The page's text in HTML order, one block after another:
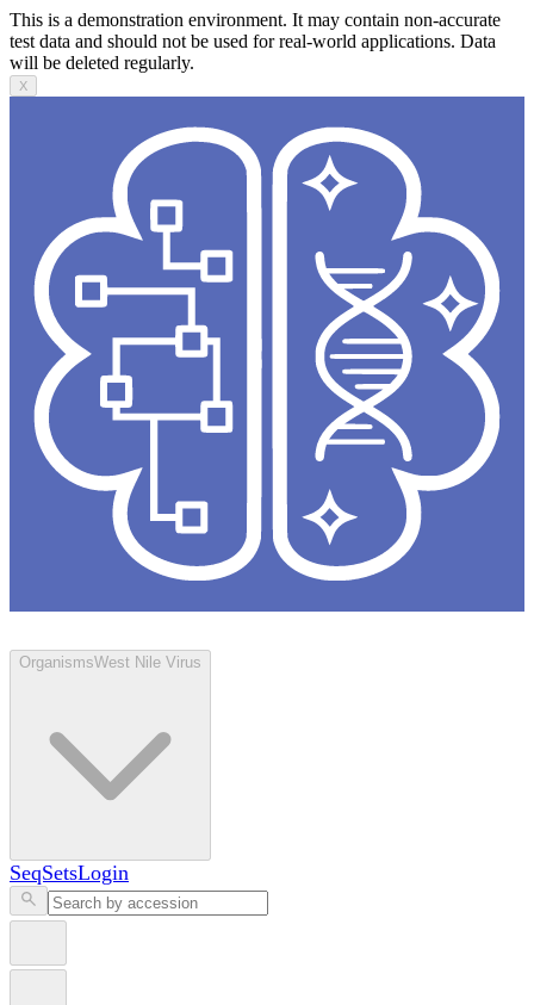
This is a demonstration environment. It may contain non-accurate
test data and should not be used for real-world applications. Data
will be deleted regularly.
X
OrganismsWest Nile Virus
SeqSetsLogin